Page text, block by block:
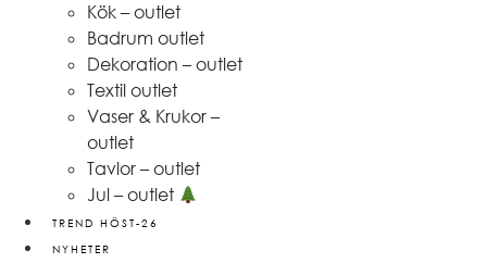
Kök – outlet
Badrum outlet
Dekoration – outlet
Textil outlet
Vaser & Krukor –
outlet
Tavlor – outlet
Jul – outlet
TREND HÖST-26
NYHETER